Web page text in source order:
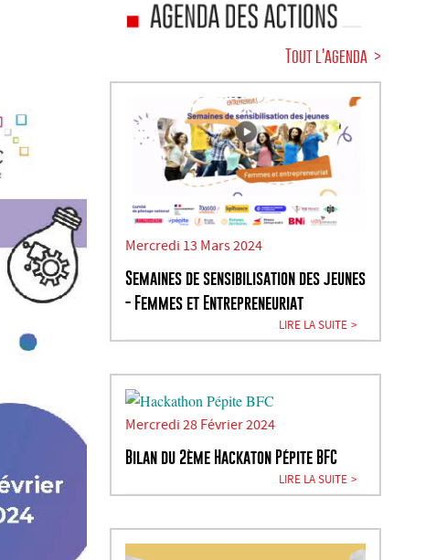
Tout l'agenda
Mercredi 13 Mars 2024
Semaines de sensibilisation des jeunes
- Femmes et Entrepreneuriat
LIRE LA SUITE
Mercredi 28 Février 2024
Bilan du 2ème Hackaton Pépite BFC
LIRE LA SUITE